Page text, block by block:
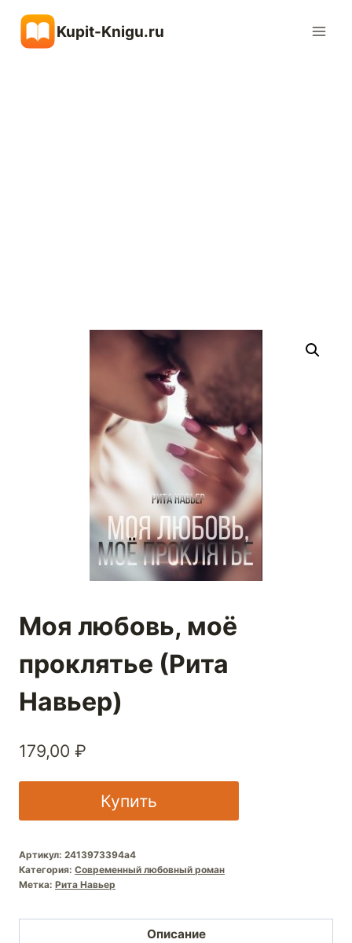
содержимому
Kupit-Knigu.ru
Моя любовь, моё
проклятье (Рита
Навьер)
179,00 ₽
Купить
Артикул: 2413973394a4
Категория: Современный любовный роман
Метка: Рита Навьер
Описание